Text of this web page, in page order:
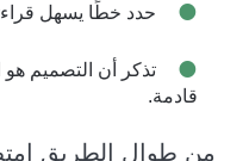
حدد خطًا يسهل
تذكر أن التصميم
قادمة.
من طوال الطريق